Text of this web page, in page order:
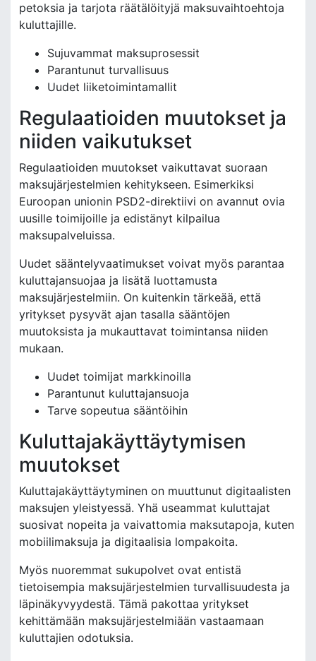
petoksia ja tarjota räätälöityjä maksuvaihtoehtoja
kuluttajille.
Sujuvammat maksuprosessit
Parantunut turvallisuus
Uudet liiketoimintamallit
Regulaatioiden muutokset ja
niiden vaikutukset
Regulaatioiden muutokset vaikuttavat suoraan
maksujärjestelmien kehitykseen. Esimerkiksi
Euroopan unionin PSD2-direktiivi on avannut ovia
uusille toimijoille ja edistänyt kilpailua
maksupalveluissa.
Uudet sääntelyvaatimukset voivat myös parantaa
kuluttajansuojaa ja lisätä luottamusta
maksujärjestelmiin. On kuitenkin tärkeää, että
yritykset pysyvät ajan tasalla sääntöjen
muutoksista ja mukauttavat toimintansa niiden
mukaan.
Uudet toimijat markkinoilla
Parantunut kuluttajansuoja
Tarve sopeutua sääntöihin
Kuluttajakäyttäytymisen
muutokset
Kuluttajakäyttäytyminen on muuttunut digitaalisten
maksujen yleistyessä. Yhä useammat kuluttajat
suosivat nopeita ja vaivattomia maksutapoja, kuten
mobiilimaksuja ja digitaalisia lompakoita.
Myös nuoremmat sukupolvet ovat entistä
tietoisempia maksujärjestelmien turvallisuudesta ja
läpinäkyvyydestä. Tämä pakottaa yritykset
kehittämään maksujärjestelmiään vastaamaan
kuluttajien odotuksia.